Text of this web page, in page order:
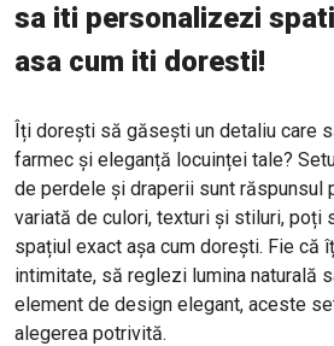
sa iti personalizezi
asa cum iti doresti!
Îți dorești să găsești un detaliu care
farmec și eleganță locuinței tale?
de perdele și draperii sunt răspunsul
variată de culori, texturi și stiluri,
spațiul exact așa cum dorești. Fie că
intimitate, să reglezi lumina naturală
element de design elegant, aceste
alegerea potrivită.